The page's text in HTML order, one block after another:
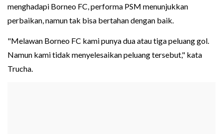
menghadapi Borneo FC, performa PSM menunjukkan
perbaikan, namun tak bisa bertahan dengan baik.
"Melawan Borneo FC kami punya dua atau tiga peluang gol.
Namun kami tidak menyelesaikan peluang tersebut," kata
Trucha.